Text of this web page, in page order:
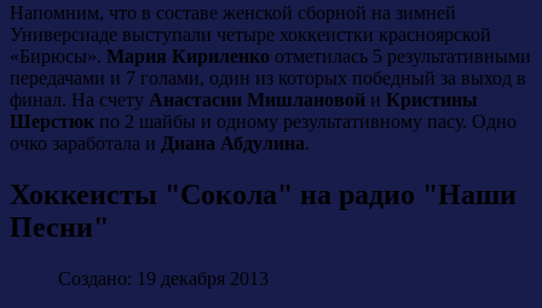
Напомним, что в составе женской сборной на зимней
Универсиаде выступали четыре хоккеистки красноярской
«Бирюсы». Мария Кириленко отметилась 5 результативными
передачами и 7 голами, один из которых победный за выход в
финал. На счету Анастасии Мишлановой и Кристины
Шерстюк по 2 шайбы и одному результативному пасу. Одно
очко заработала и Диана Абдулина.
Хоккеисты "Сокола" на радио "Наши
Песни"
Создано: 19 декабря 2013